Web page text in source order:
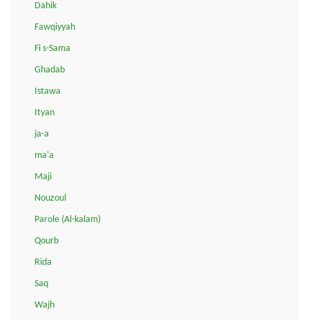
Dahik
Fawqiyyah
Fi s-Sama
Ghadab
Istawa
Ityan
ja-a
ma'a
Maji
Nouzoul
Parole (Al-kalam)
Qourb
Rida
Saq
Wajh